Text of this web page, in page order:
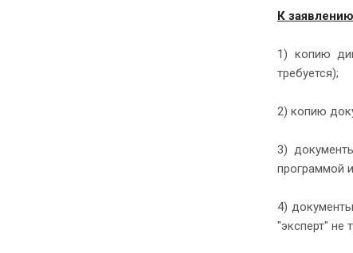
К
1) копию
требуется);
2) копию
3)
программой
4)
"эксперт" не